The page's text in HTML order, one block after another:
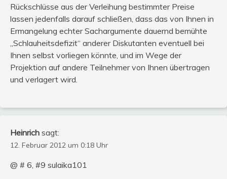
Rückschlüsse aus der Verleihung bestimmter Preise
lassen jedenfalls darauf schließen, dass das von Ihnen in
Ermangelung echter Sachargumente dauernd bemühte
„Schlauheitsdefizit“ anderer Diskutanten eventuell bei
Ihnen selbst vorliegen könnte, und im Wege der
Projektion auf andere Teilnehmer von Ihnen übertragen
und verlagert wird.
Heinrich sagt:
12. Februar 2012 um 0:18 Uhr
@ # 6, #9 sulaika101